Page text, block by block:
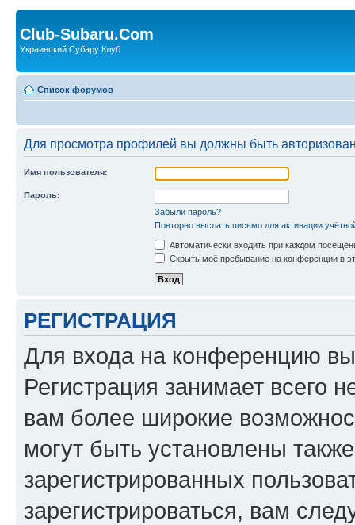
Club-Subaru.Com
Украинский Субару Клуб
Список форумов
Для просмотра профилей вы должны быть
Имя пользователя:
Пароль:
Забыли пароль?
Повторно выслать письмо для активации
Автоматически входить при каждом
Скрыть моё пребывание на конференции в
РЕГИСТРАЦИЯ
Для входа на конференцию
Регистрация занимает всего
вам более широкие
могут быть установлены
зарегистрированных
зарегистрироваться, вам